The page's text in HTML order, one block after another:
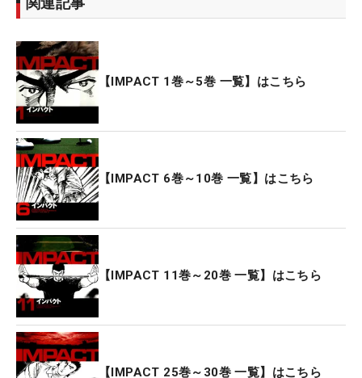
【IMPACT 1巻～5巻 一覧】はこちら
【IMPACT 6巻～10巻 一覧】はこちら
【IMPACT 11巻～20巻 一覧】はこちら
【IMPACT 25巻～30巻 一覧】はこちら